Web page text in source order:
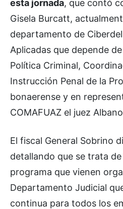
esta jornada, que contó
Gisela Burcatt,
departamento de
Aplicadas que depende
Política Criminal,
Instrucción Penal de la
bonaerense y en
COMAFUAZ el juez
El fiscal General Sobrino
detallando que se trata
programa que vienen
Departamento Judicial
continua para todos los